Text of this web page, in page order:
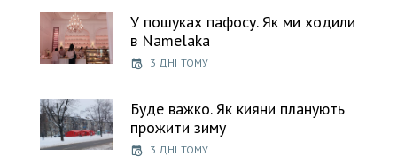
У пошуках пафосу. Як ми ходили
в Namelaka
3 ДНІ ТОМУ
Буде важко. Як кияни планують
прожити зиму
3 ДНІ ТОМУ